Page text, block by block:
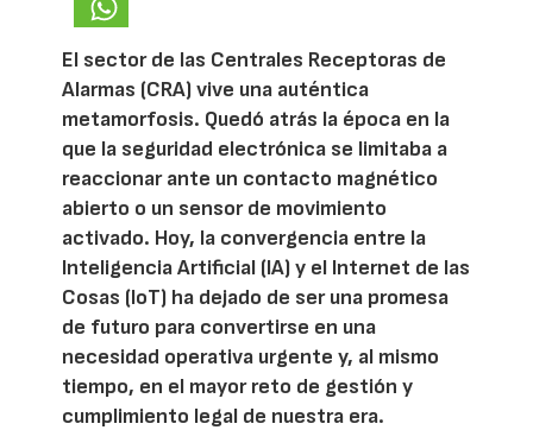
El sector de las Centrales Receptoras de
Alarmas (CRA) vive una auténtica
metamorfosis. Quedó atrás la época en la
que la seguridad electrónica se limitaba a
reaccionar ante un contacto magnético
abierto o un sensor de movimiento
activado. Hoy, la convergencia entre la
Inteligencia Artificial (IA) y el Internet de las
Cosas (IoT) ha dejado de ser una promesa
de futuro para convertirse en una
necesidad operativa urgente y, al mismo
tiempo, en el mayor reto de gestión y
cumplimiento legal de nuestra era.